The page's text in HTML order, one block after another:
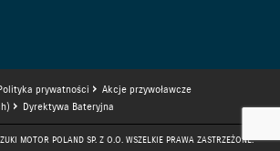
prywatności
Akcje przywoławcze
Dyrektywa Bateryjna
MOTOR POLAND SP. Z O.O. WSZELKIE PRAWA ZASTRZEŻONE.